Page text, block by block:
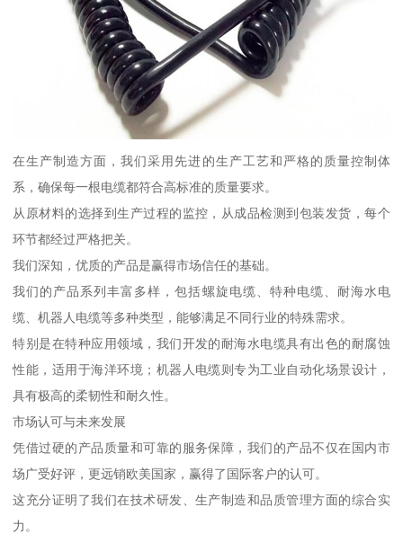
在生产制造方面，我们采用先进的生产工艺和严格的质量控制体
系，确保每一根电缆都符合高标准的质量要求。
从原材料的选择到生产过程的监控，从成品检测到包装发货，每个
环节都经过严格把关。
我们深知，优质的产品是赢得市场信任的基础。
我们的产品系列丰富多样，包括螺旋电缆、特种电缆、耐海水电
缆、机器人电缆等多种类型，能够满足不同行业的特殊需求。
特别是在特种应用领域，我们开发的耐海水电缆具有出色的耐腐蚀
性能，适用于海洋环境；机器人电缆则专为工业自动化场景设计，
具有极高的柔韧性和耐久性。
市场认可与未来发展
凭借过硬的产品质量和可靠的服务保障，我们的产品不仅在国内市
场广受好评，更远销欧美国家，赢得了国际客户的认可。
这充分证明了我们在技术研发、生产制造和品质管理方面的综合实
力。